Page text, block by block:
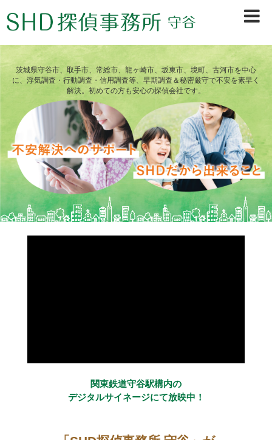
茨城県守谷市、取手市、常総市、龍ヶ崎市、坂東市、境町、古河市を中心
に、浮気調査・行動調査・信用調査等、早期調査＆秘密厳守で不安を素早く
解決。初めての方も安心の探偵会社です。
関東鉄道守谷駅構内の
デジタルサイネージにて放映中！